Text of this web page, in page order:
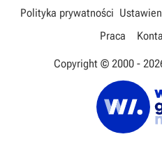
Polityka prywatności
Praca
Copyright © 2000 -